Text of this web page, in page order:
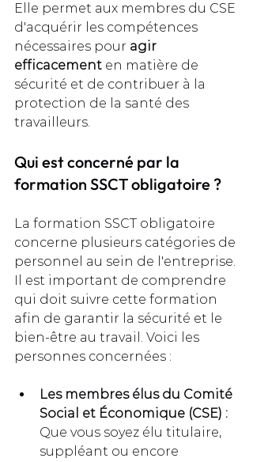
Elle permet aux membres du CSE
d'acquérir les compétences
nécessaires pour agir
efficacement en matière de
sécurité et de contribuer à la
protection de la santé des
travailleurs.
Qui est concerné par la
formation SSCT obligatoire ?
La formation SSCT obligatoire
concerne plusieurs catégories de
personnel au sein de l'entreprise.
Il est important de comprendre
qui doit suivre cette formation
afin de garantir la sécurité et le
bien-être au travail. Voici les
personnes concernées :
Les membres élus du Comité
Social et Économique (CSE) :
Que vous soyez élu titulaire,
suppléant ou encore